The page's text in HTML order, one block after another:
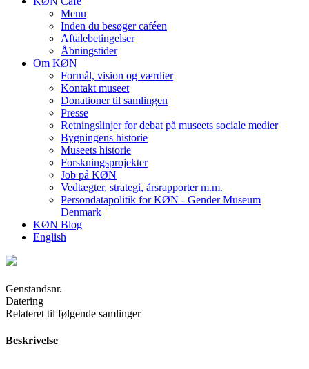
Menu
Inden du besøger caféen
Aftalebetingelser
Åbningstider
Om KØN
Formål, vision og værdier
Kontakt museet
Donationer til samlingen
Presse
Retningslinjer for debat på museets sociale medier
Bygningens historie
Museets historie
Forskningsprojekter
Job på KØN
Vedtægter, strategi, årsrapporter m.m.
Persondatapolitik for KØN - Gender Museum
Denmark
KØN Blog
English
Genstandsnr.
Datering
Relateret til følgende samlinger
Beskrivelse